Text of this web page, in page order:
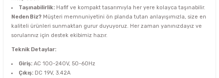
Taşınabilirlik: Hafif ve kompakt tasarımıyla her yere kolayca taşınabilir.
Neden Biz? Müşteri memnuniyetini ön planda tutan anlayışımızla, size en
kaliteli ürünleri sunmaktan gurur duyuyoruz. Her zaman yanınızdayız ve
sorularınız için destek ekibimiz hazır.
Teknik Detaylar:
Giriş: AC 100-240V, 50-60Hz
Çıkış: DC 19V, 3.42A